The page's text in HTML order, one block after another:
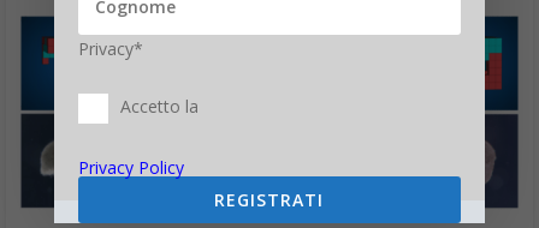
Privacy*
Accetto la
Privacy Policy
REGISTRATI